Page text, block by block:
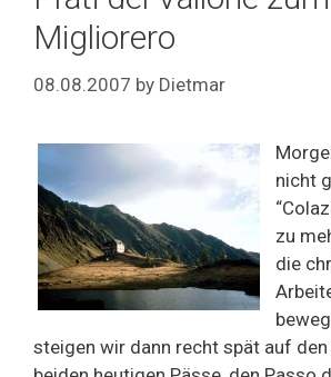
Migliorero
08.08.2007 by Dietmar
nicht
zu
die
steigen wir dann recht spät auf